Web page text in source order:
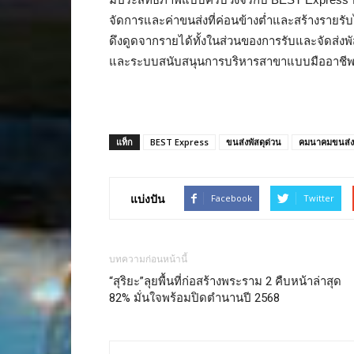
จัดการและค่าขนส่งที่ค่อนข้างต่ำและสร้างราย
ดึงดูดจากรายได้ทั้งในส่วนของการรับและจัดส่
และระบบสนับสนุนการบริหารสาขาแบบมืออาชีพ
แท็ก BEST Express ขนส่งพัสดุด่วน คมนาคมขนส่ง
แบ่งปัน Facebook Twitter
บทความก่อนหน้านี้
“สุริยะ”ลุยพื้นที่ก่อสร้างพระราม 2 คืบหน้าล่าสุด
82% มั่นใจพร้อมปิดตำนานปี 2568